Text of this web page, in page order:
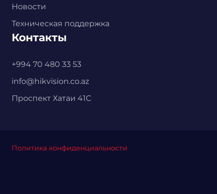
Новости
Техническая поддержка
Контакты
+994 70 480 33 53
info@hikvision.co.az
Проспект Хатаи 41С
Политика конфиденциальности